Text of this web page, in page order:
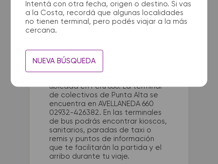
Intentá con otra fecha, origen o destino. Si vas
a la Costa, recordá que algunas localidades
no tienen terminal, pero podés viajar a la más
cercana.
NUEVA BÚSQUEDA
¿Dónde quedan las
terminales de micro de
Santiago del Estero a Punta
La terminal de ómnibus de
ubicada en Perú 656. La terminal
de colectivos de Punta Alta se
encuentra en AVELLANEDA 660
02932-426382. En las terminales
de bus podrás encontrar kioscos,
sanitarios, paradas de taxi o
remis y puntos de información
que te facilitarán la partida y el
arribo durante tu viaje.